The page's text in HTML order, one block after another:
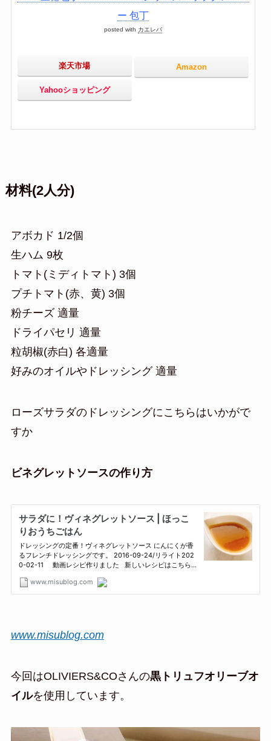
ー 包丁
posted with カエレバ
楽天市場 Amazon
Yahooショッピング
材料(2人分)
アボカド 1/2個
生ハム 9枚
トマト(ミディトマト) 3個
プチトマト(赤、黄) 3個
粉チーズ 適量
ドライパセリ 適量
粒胡椒(赤白) 各適量
好みのオイルやドレッシング 適量
ローズサラダのドレッシングにこちらはいかがで
すか
ビネグレットソースの作り方
www.misublog.com
今回はOLIVIERS&COさんの黒トリュフオリーブオ
イルを使用しています。